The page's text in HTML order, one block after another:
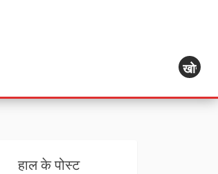
खोज
हाल के पोस्ट